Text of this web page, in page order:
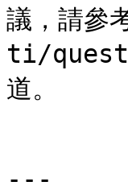
議，請
ti/
道。
---